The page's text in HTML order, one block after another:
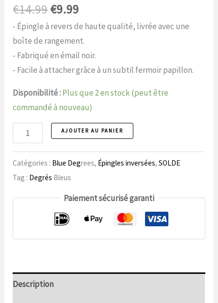
€14.99Le
prix
initial
était
de
€.
€9.99Le
prix
actuel
est
de
€.
- Épingle à revers de haute qualité, livrée avec une
boîte de rangement.
- Fabriqué en émail noir.
- Facile à attacher grâce à un subtil fermoir papillon.
Disponibilité :Plus que 2 en stock (peut être
commandé à nouveau)
Épinglette
68
Prince
Hall
AJOUTER AU PANIER
Catégories : Blue Degrees, Épingles inversées,SOLDE
Tag : Degrés Bleus
Paiement sécurisé garanti
Description